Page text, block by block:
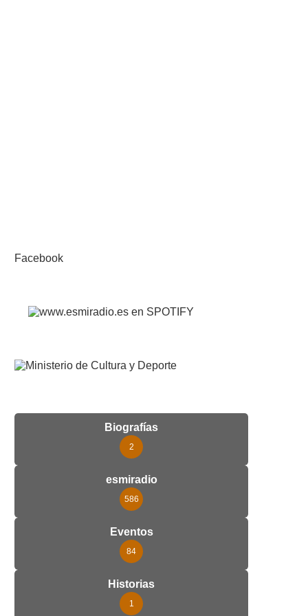
Facebook
Biografías
2
esmiradio
586
Eventos
84
Historias
1